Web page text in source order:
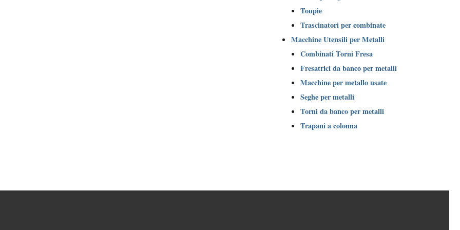
Toupie
Trascinatori per combinate
Macchine Utensili per Metalli
Combinati Torni Fresa
Fresatrici da banco per metalli
Macchine per metallo usate
Seghe per metalli
Torni da banco per metalli
Trapani a colonna